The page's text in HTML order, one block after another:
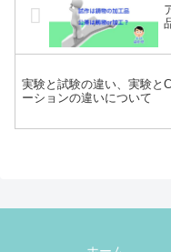
実験と試験の違い、実験と
ーションの違いについて